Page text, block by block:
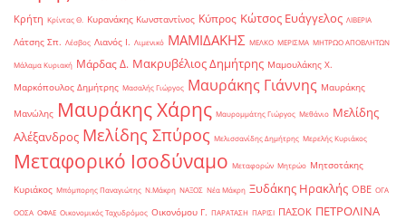
Κρήτη Κρίντας Θ. Κυρανάκης Κωνσταντίνος Κύπρος Κώτσος Ευάγγελος ΛΙΒΕΡΙΑ
Λάτσης Σπ. Λέσβος Λιανός Ι. Λιμενικό ΜΑΜΙΔΑΚΗΣ ΜΕΛΚΟ ΜΕΡΙΣΜΑ ΜΗΤΡΩΟ ΑΠΟΒΛΗΤΩΝ
Μάλαμα Κυριακή Μάρδας Δ. Μακρυβέλιος Δημήτρης Μαμουλάκης Χ.
Μαρκόπουλος Δημήτρης Μασαλής Γιώργος Μαυράκης Γιάννης Μαυράκης
Μανώλης Μαυράκης Χάρης Μαυρομμάτης Γιώργος Μεθάνιο Μελίδης
Αλέξανδρος Μελίδης Σπύρος Μελισσανίδης Δημήτρης Μερελής Κυριάκος
Μεταφορικό Ισοδύναμο Μεταφορών Μητρώο Μητσοτάκης
Κυριάκος Μπόμπορης Παναγιώτης Ν.Μάκρη ΝΑΞΟΣ Νέα Μάκρη Ξυδάκης Ηρακλής ΟΒΕ ΟΓΑ
ΟΟΣΑ ΟΦΑΕ Οικονομικός Ταχυδρόμος Οικονόμου Γ. ΠΑΡΑΤΑΣΗ ΠΑΡΙΣΙ ΠΑΣΟΚ ΠΕΤΡΟΛΙΝΑ